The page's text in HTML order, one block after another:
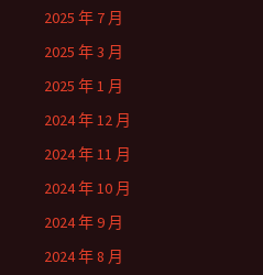
2025 年 7 月
2025 年 3 月
2025 年 1 月
2024 年 12 月
2024 年 11 月
2024 年 10 月
2024 年 9 月
2024 年 8 月